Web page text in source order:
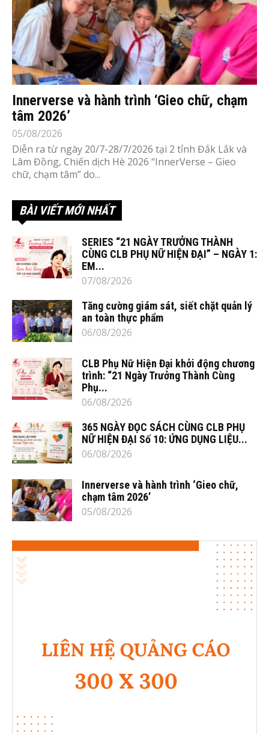
Innerverse và hành trình ‘Gieo chữ, chạm
tâm 2026’
05/08/2026
Diễn ra từ ngày 20/7-28/7/2026 tại 2 tỉnh Đắk Lắk và
Lâm Đồng, Chiến dịch Hè 2026 “InnerVerse – Gieo
chữ, chạm tâm” do...
BÀI VIẾT MỚI NHẤT
SERIES “21 NGÀY TRƯỞNG THÀNH
CÙNG CLB PHỤ NỮ HIỆN ĐẠI” – NGÀY 1:
EM...
07/08/2026
Tăng cường giám sát, siết chặt quản lý
an toàn thực phẩm
06/08/2026
CLB Phụ Nữ Hiện Đại khởi động chương
trình: “21 Ngày Trưởng Thành Cùng
Phụ...
06/08/2026
365 NGÀY ĐỌC SÁCH CÙNG CLB PHỤ
NỮ HIỆN ĐẠI Số 10: ỨNG DỤNG LIỆU...
06/08/2026
Innerverse và hành trình ‘Gieo chữ,
chạm tâm 2026’
05/08/2026